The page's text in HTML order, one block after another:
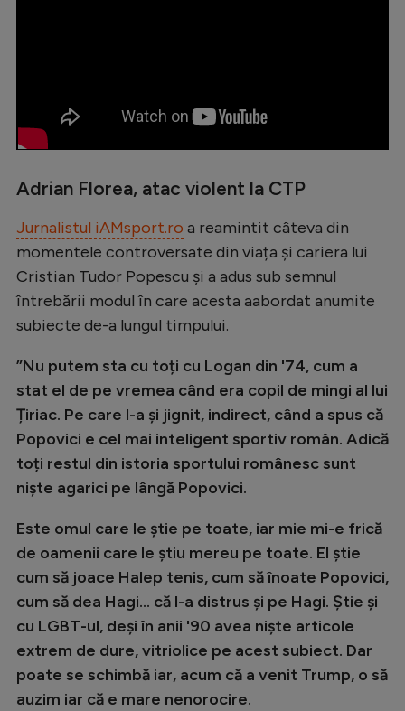
Auto
Rugby
Ciclism
Alte sporturi
JO 2024
JO 2026
Intră în cont
Adrian Florea, atac violent la CTP
Jurnalistul iAMsport.ro a reamintit câteva din
momentele controversate din viața și cariera lui
Cristian Tudor Popescu și a adus sub semnul
întrebării modul în care acesta aabordat anumite
subiecte de-a lungul timpului.
”Nu putem sta cu toți cu Logan din '74, cum a
stat el de pe vremea când era copil de mingi al lui
Țiriac. Pe care l-a și jignit, indirect, când a spus că
Popovici e cel mai inteligent sportiv român. Adică
toți restul din istoria sportului românesc sunt
niște agarici pe lângă Popovici.
Este omul care le știe pe toate, iar mie mi-e frică
de oamenii care le știu mereu pe toate. El știe
cum să joace Halep tenis, cum să înoate Popovici,
cum să dea Hagi... că l-a distrus și pe Hagi. Știe și
cu LGBT-ul, deși în anii '90 avea niște articole
extrem de dure, vitriolice pe acest subiect. Dar
poate se schimbă iar, acum că a venit Trump, o să
auzim iar că e mare nenorocire.